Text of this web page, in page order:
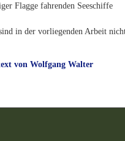
Flagge fahrenden Seeschiffe
in der vorliegenden Arbeit
von Wolfgang Walter